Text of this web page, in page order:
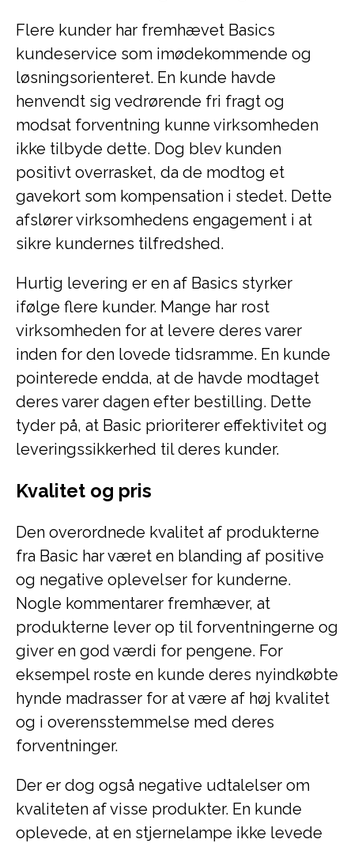
Flere kunder har fremhævet Basics
kundeservice som imødekommende og
løsningsorienteret. En kunde havde
henvendt sig vedrørende fri fragt og
modsat forventning kunne virksomheden
ikke tilbyde dette. Dog blev kunden
positivt overrasket, da de modtog et
gavekort som kompensation i stedet. Dette
afslører virksomhedens engagement i at
sikre kundernes tilfredshed.
Hurtig levering er en af Basics styrker
ifølge flere kunder. Mange har rost
virksomheden for at levere deres varer
inden for den lovede tidsramme. En kunde
pointerede endda, at de havde modtaget
deres varer dagen efter bestilling. Dette
tyder på, at Basic prioriterer effektivitet og
leveringssikkerhed til deres kunder.
Kvalitet og pris
Den overordnede kvalitet af produkterne
fra Basic har været en blanding af positive
og negative oplevelser for kunderne.
Nogle kommentarer fremhæver, at
produkterne lever op til forventningerne og
giver en god værdi for pengene. For
eksempel roste en kunde deres nyindkøbte
hynde madrasser for at være af høj kvalitet
og i overensstemmelse med deres
forventninger.
Der er dog også negative udtalelser om
kvaliteten af visse produkter. En kunde
oplevede, at en stjernelampe ikke levede